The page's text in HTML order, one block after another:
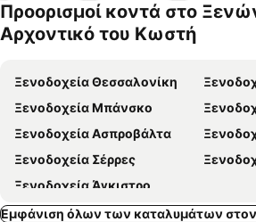
Προορισμοί κοντά στο
Αρχοντικό του Κωστή
Ξενοδοχεία Θεσσαλονίκη
Ξενοδοχεία Μπάνσκο
Ξενοδοχεία Ασπροβάλτα
Ξενοδοχεία Σέρρες
Ξενοδοχεία Άγκιστρο
Εμφάνιση όλων των καταλυμάτων στον